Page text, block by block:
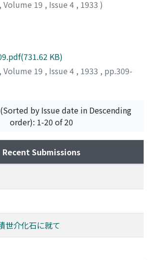
, Volume 19 , Issue 4 , 1933 )
KB)
, Volume 19 , Issue 4 , 1933 , pp.309-
by Issue date in Descending
order): 1-20 of 20
Recent Submissions
世介化石に就て